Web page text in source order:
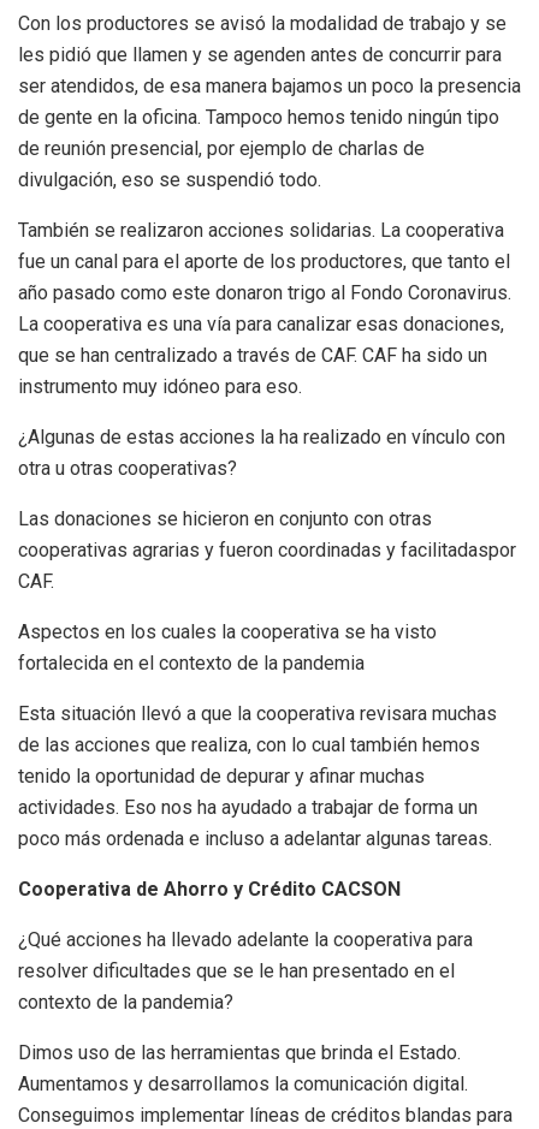
Con los productores se avisó la modalidad de trabajo y se
les pidió que llamen y se agenden antes de concurrir para
ser atendidos, de esa manera bajamos un poco la presencia
de gente en la oficina. Tampoco hemos tenido ningún tipo
de reunión presencial, por ejemplo de charlas de
divulgación, eso se suspendió todo.
También se realizaron acciones solidarias. La cooperativa
fue un canal para el aporte de los productores, que tanto el
año pasado como este donaron trigo al Fondo Coronavirus.
La cooperativa es una vía para canalizar esas donaciones,
que se han centralizado a través de CAF. CAF ha sido un
instrumento muy idóneo para eso.
¿Algunas de estas acciones la ha realizado en vínculo con
otra u otras cooperativas?
Las donaciones se hicieron en conjunto con otras
cooperativas agrarias y fueron coordinadas y facilitadaspor
CAF.
Aspectos en los cuales la cooperativa se ha visto
fortalecida en el contexto de la pandemia
Esta situación llevó a que la cooperativa revisara muchas
de las acciones que realiza, con lo cual también hemos
tenido la oportunidad de depurar y afinar muchas
actividades. Eso nos ha ayudado a trabajar de forma un
poco más ordenada e incluso a adelantar algunas tareas.
Cooperativa de Ahorro y Crédito CACSON
¿Qué acciones ha llevado adelante la cooperativa para
resolver dificultades que se le han presentado en el
contexto de la pandemia?
Dimos uso de las herramientas que brinda el Estado.
Aumentamos y desarrollamos la comunicación digital.
Conseguimos implementar líneas de créditos blandas para